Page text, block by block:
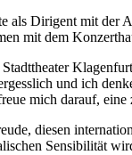
als Dirigent mit der
dem
und ich
mich darauf,
diesen
Sensibilität